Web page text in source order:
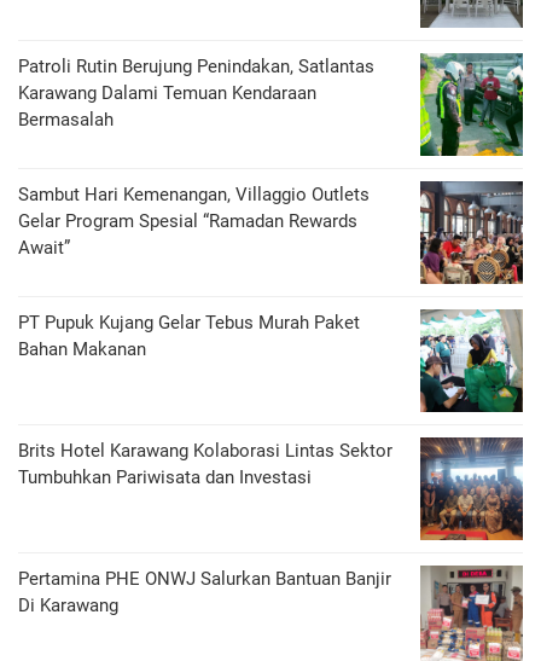
Patroli Rutin Berujung Penindakan, Satlantas
Karawang Dalami Temuan Kendaraan
Bermasalah
Sambut Hari Kemenangan, Villaggio Outlets
Gelar Program Spesial “Ramadan Rewards
Await”
PT Pupuk Kujang Gelar Tebus Murah Paket
Bahan Makanan
Brits Hotel Karawang Kolaborasi Lintas Sektor
Tumbuhkan Pariwisata dan Investasi
Pertamina PHE ONWJ Salurkan Bantuan Banjir
Di Karawang